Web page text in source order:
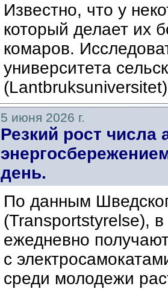
Известно, что у
который делает их
комаров.
университета
5 июня 2026 г.
Резкий рост числа
день.
По данным
(Transportstyrelse),
ежедневно
с
среди молодежи